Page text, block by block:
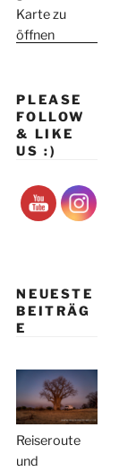
PLEASE
FOLLOW
& LIKE
US :)
NEUESTE
BEITRÄG
E
Reiseroute
und